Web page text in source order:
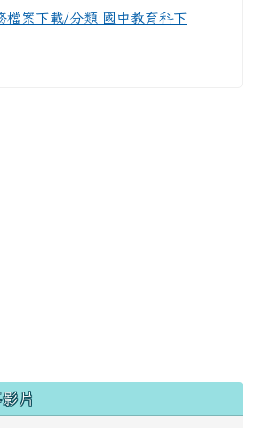
檔案下載/分類:國中教育科下
片